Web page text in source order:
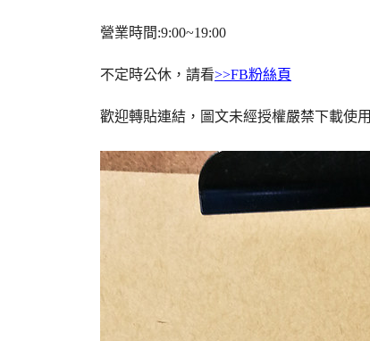
營業時間:9:00~19:00
不定時公休，請看>>FB粉絲頁
歡迎轉貼連結，圖文未經授權嚴禁下載使用